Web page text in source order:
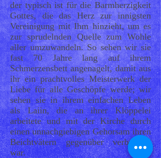
der typisch ist für die Barmherzigkeit
Gottes, die das Herz zur innigsten
Vereinigung mit Ihm hinzieht, um es
zur sprudelnden Quelle zum Wohle
aller umzuwandeln. So sehen wir sie
fast 70 Jahre lang auf ihrem
Schmerzensbett angenagelt, damit aus
ihr ein prachtvolles Meisterwerk der
Liebe für alle Geschöpfe werde; wir
sehen sie in ihrem einfachen Leben
als Laiin, die an ihrer Klöppelei
arbeitete und mit der Kirche durch
einen unnachgiebigen Gehorsam ihren
Beichtvätern gegenüber verbunden
war.